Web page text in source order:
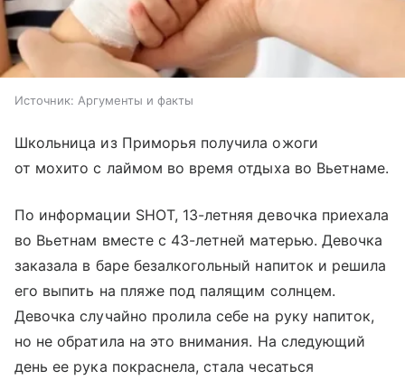
Источник: Аргументы и факты
Школьница из Приморья получила ожоги
от мохито с лаймом во время отдыха во Вьетнаме.
По информации SHOT, 13-летняя девочка приехала
во Вьетнам вместе с 43-летней матерью. Девочка
заказала в баре безалкогольный напиток и решила
его выпить на пляже под палящим солнцем.
Девочка случайно пролила себе на руку напиток,
но не обратила на это внимания. На следующий
день ее рука покраснела, стала чесаться